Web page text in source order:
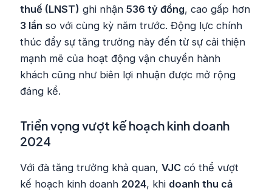
thuế (LNST) ghi nhận536 tỷ đồng, cao gấp hơn
3 lần so với cùng kỳ năm trước. Động lực chính
thúc đẩy sự tăng trưởng này đến từ sự cải thiện
mạnh mẽ của hoạt động vận chuyển hành
khách cũng như biên lợi nhuận được mở rộng
đáng kể.
Triển vọng vượt kế hoạch kinh doanh
2024
Với đà tăng trưởng khả quan,VJC có thể vượt
kế hoạch kinh doanh 2024, khi doanh thu cả